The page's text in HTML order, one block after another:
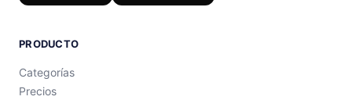
PRODUCTO
Categorías
Precios